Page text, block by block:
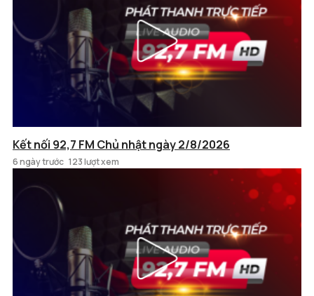
Kết nối 92,7 FM Chủ nhật ngày 2/8/2026
6 ngày trước 123 lượt xem